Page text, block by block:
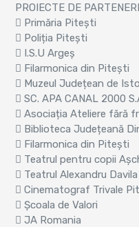
PROIECTE DE
 Primăria Pitești
 Poliția Pitești
 I.S.U Argeș
 Filarmonica din Pitești
 Muzeul Județean de
 SC. APA CANAL 2000
 Asociația Ateliere fără
 Biblioteca Județeană
 Filarmonica din Pitești
 Teatrul pentru copii
 Teatrul Alexandru
 Cinematograf Trivale
 Școala de Valori
 JA Romania